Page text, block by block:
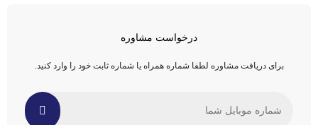
درخواست مشاوره
برای دریافت مشاوره لطفا شماره همراه یا شماره ثابت خود را وارد کنید.